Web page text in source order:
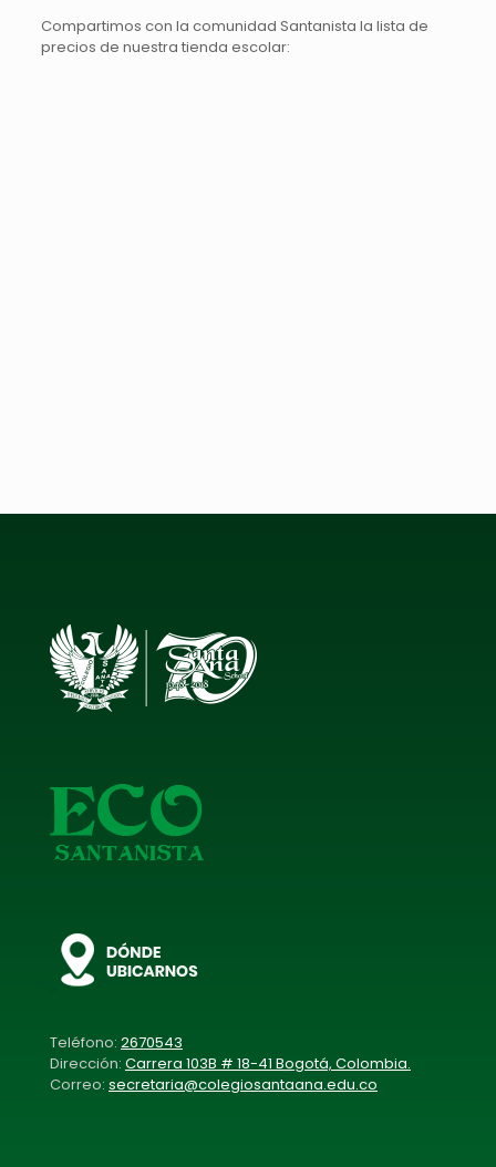
Compartimos con la comunidad Santanista la lista de
precios de nuestra tienda escolar:
Teléfono: 2670543
Dirección: Carrera 103B # 18-41 Bogotá, Colombia.
Correo: secretaria@colegiosantaana.edu.co